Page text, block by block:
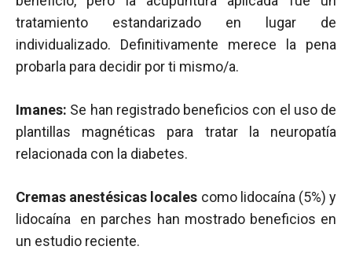
tratamiento estandarizado en lugar de
individualizado. Definitivamente merece la pena
probarla para decidir por ti mismo/a.
Imanes: Se han registrado beneficios con el uso de
plantillas magnéticas para tratar la neuropatía
relacionada con la diabetes.
Cremas anestésicas locales como lidocaína (5%) y
lidocaína en parches han mostrado beneficios en
un estudio reciente.